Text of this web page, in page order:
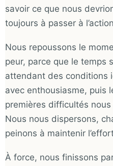
savoir ce que nous
toujours à passer à
Nous repoussons le
peur, parce que le temps
attendant des conditions
avec enthousiasme, puis
premières difficultés
Nous nous dispersons,
peinons à maintenir
À force, nous finissons